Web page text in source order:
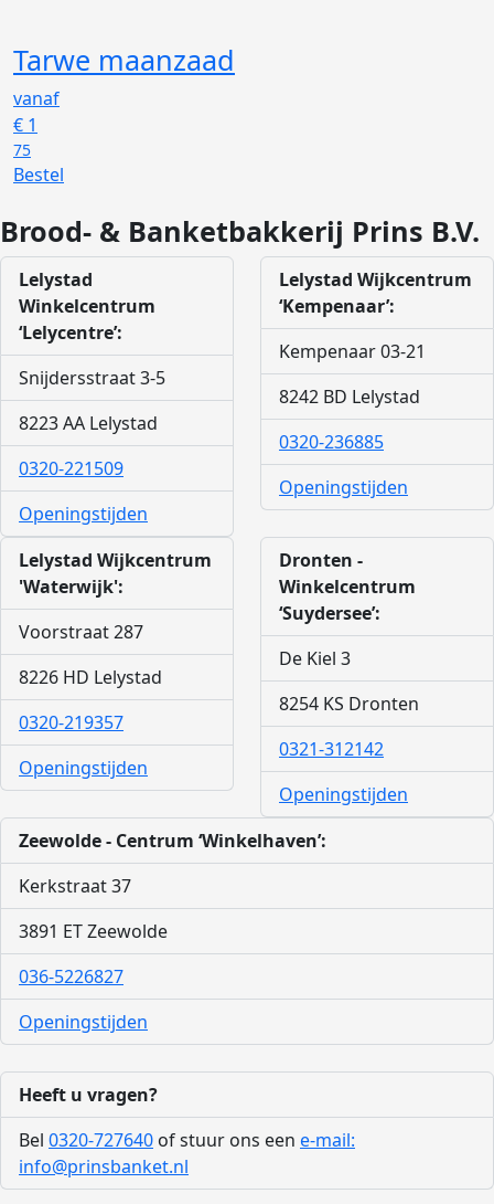
Tarwe maanzaad
vanaf
€ 1
75
Bestel
Brood- & Banketbakkerij Prins B.V.
Lelystad
Winkelcentrum
‘Lelycentre’:
Snijdersstraat 3-5
8223 AA Lelystad
0320-221509
Openingstijden
Lelystad Wijkcentrum
‘Kempenaar’:
Kempenaar 03-21
8242 BD Lelystad
0320-236885
Openingstijden
Lelystad Wijkcentrum
'Waterwijk':
Voorstraat 287
8226 HD Lelystad
0320-219357
Openingstijden
Dronten -
Winkelcentrum
‘Suydersee’:
De Kiel 3
8254 KS Dronten
0321-312142
Openingstijden
Zeewolde - Centrum ‘Winkelhaven’:
Kerkstraat 37
3891 ET Zeewolde
036-5226827
Openingstijden
Heeft u vragen?
Bel 0320-727640 of stuur ons een e-mail:
info@prinsbanket.nl